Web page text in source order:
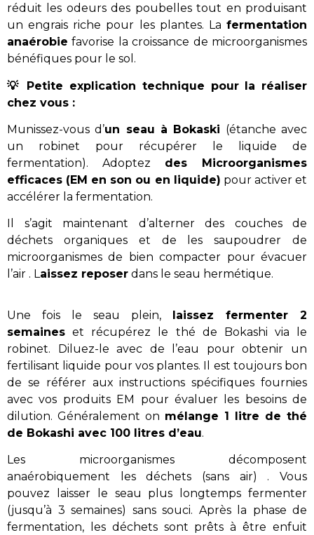
réduit les odeurs des poubelles tout en produisant
un engrais riche pour les plantes. La fermentation
anaérobie favorise la croissance de microorganismes
bénéfiques pour le sol.
💡 Petite explication technique pour la réaliser
chez vous :
Munissez-vous d’un seau à Bokaski (étanche avec
un robinet pour récupérer le liquide de
fermentation). Adoptez des Microorganismes
efficaces (EM en son ou en liquide) pour activer et
accélérer la fermentation.
Il s’agit maintenant d’alterner des couches de
déchets organiques et de les saupoudrer de
microorganismes de bien compacter pour évacuer
l’air . Laissez reposer dans le seau hermétique.
Une fois le seau plein, laissez fermenter 2
semaines et récupérez le thé de Bokashi via le
robinet. Diluez-le avec de l’eau pour obtenir un
fertilisant liquide pour vos plantes. Il est toujours bon
de se référer aux instructions spécifiques fournies
avec vos produits EM pour évaluer les besoins de
dilution. Généralement on mélange 1 litre de thé
de Bokashi avec 100 litres d’eau.
Les microorganismes décomposent
anaérobiquement les déchets (sans air) . Vous
pouvez laisser le seau plus longtemps fermenter
(jusqu’à 3 semaines) sans souci. Après la phase de
fermentation, les déchets sont prêts à être enfuit